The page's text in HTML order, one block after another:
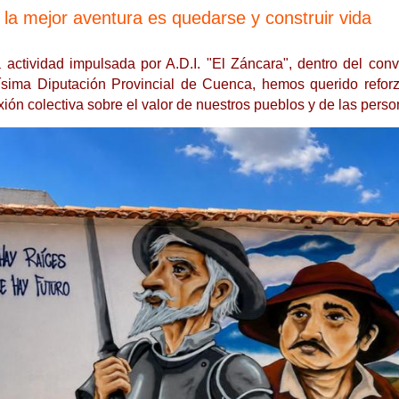
la mejor aventura es quedarse y construir vida
actividad impulsada por A.D.I. "El Záncara", dentro del
Diputación Provincial de Cuenca, hemos querido
colectiva sobre el valor de nuestros pueblos y de las